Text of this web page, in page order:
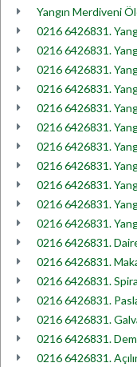
Yangın Merdiveni
0216 6426831.
0216 6426831.
0216 6426831.
0216 6426831.
0216 6426831.
0216 6426831.
0216 6426831.
0216 6426831.
0216 6426831.
0216 6426831.
0216 6426831.
0216 6426831.
0216 6426831.
0216 6426831.
0216 6426831.
0216 6426831.
0216 6426831.
0216 6426831.